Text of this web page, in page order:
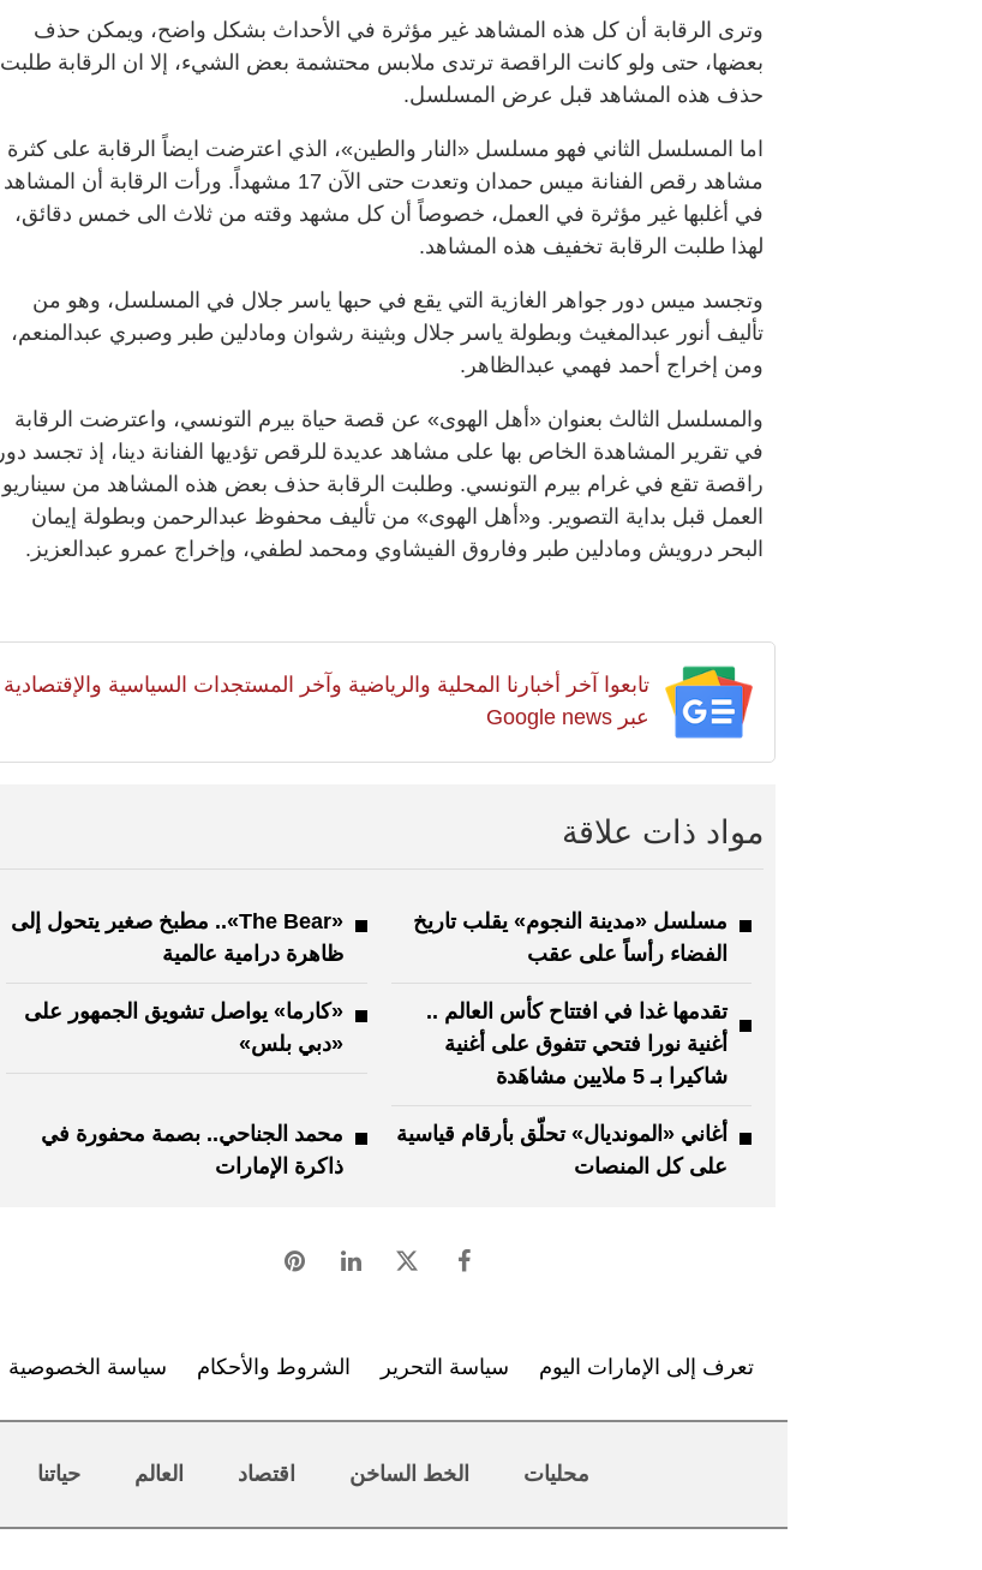
وترى الرقابة أن كل هذه المشاهد غير مؤثرة في الأحداث بشكل واضح، ويمكن حذف
بعضها، حتى ولو كانت الراقصة ترتدى ملابس محتشمة بعض الشيء، إلا ان الرقابة طلبت
حذف هذه المشاهد قبل عرض المسلسل.
اما المسلسل الثاني فهو مسلسل «النار والطين»، الذي اعترضت ايضاً الرقابة على كثرة
مشاهد رقص الفنانة ميس حمدان وتعدت حتى الآن 17 مشهداً. ورأت الرقابة أن المشاهد
في أغلبها غير مؤثرة في العمل، خصوصاً أن كل مشهد وقته من ثلاث الى خمس دقائق،
لهذا طلبت الرقابة تخفيف هذه المشاهد.
وتجسد ميس دور جواهر الغازية التي يقع في حبها ياسر جلال في المسلسل، وهو من
تأليف أنور عبدالمغيث وبطولة ياسر جلال وبثينة رشوان ومادلين طبر وصبري عبدالمنعم،
ومن إخراج أحمد فهمي عبدالظاهر.
والمسلسل الثالث بعنوان «أهل الهوى» عن قصة حياة بيرم التونسي، واعترضت الرقابة
في تقرير المشاهدة الخاص بها على مشاهد عديدة للرقص تؤديها الفنانة دينا، إذ تجسد دور
راقصة تقع في غرام بيرم التونسي. وطلبت الرقابة حذف بعض هذه المشاهد من سيناريو
العمل قبل بداية التصوير. و«أهل الهوى» من تأليف محفوظ عبدالرحمن وبطولة إيمان
البحر درويش ومادلين طبر وفاروق الفيشاوي ومحمد لطفي، وإخراج عمرو عبدالعزيز.
تابعوا آخر أخبارنا المحلية والرياضية وآخر المستجدات السياسية والإقتصادية
عبر Google news
مواد ذات علاقة
مسلسل «مدينة النجوم» يقلب تاريخ
الفضاء رأساً على عقب
«The Bear».. مطبخ صغير يتحول إلى
ظاهرة درامية عالمية
تقدمها غدا في افتتاح كأس العالم ..
أغنية نورا فتحي تتفوق على أغنية
شاكيرا بـ 5 ملايين مشاهَدة
«كارما» يواصل تشويق الجمهور على
«دبي بلس»
أغاني «المونديال» تحلّق بأرقام قياسية
على كل المنصات
محمد الجناحي.. بصمة محفورة في
ذاكرة الإمارات
تعرف إلى الإمارات اليوم سياسة التحرير الشروط والأحكام سياسة الخصوصية
محليات الخط الساخن اقتصاد العالم حياتنا